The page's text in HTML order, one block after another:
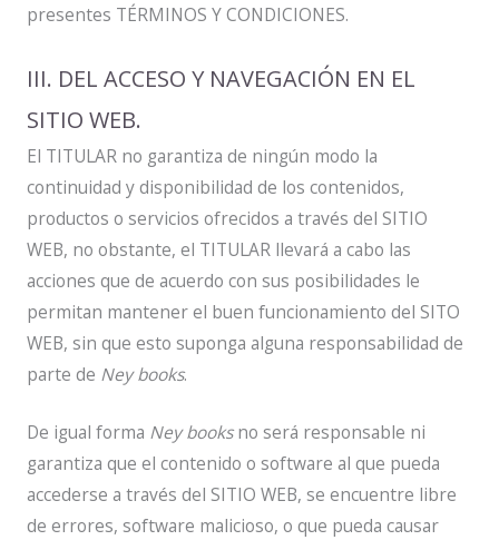
presentes TÉRMINOS Y CONDICIONES.
III. DEL ACCESO Y NAVEGACIÓN EN EL
SITIO WEB.
El TITULAR no garantiza de ningún modo la
continuidad y disponibilidad de los contenidos,
productos o servicios ofrecidos a través del SITIO
WEB, no obstante, el TITULAR llevará a cabo las
acciones que de acuerdo con sus posibilidades le
permitan mantener el buen funcionamiento del SITO
WEB, sin que esto suponga alguna responsabilidad de
parte de Ney books.
De igual forma Ney booksno será responsable ni
garantiza que el contenido o software al que pueda
accederse a través del SITIO WEB, se encuentre libre
de errores, software malicioso, o que pueda causar